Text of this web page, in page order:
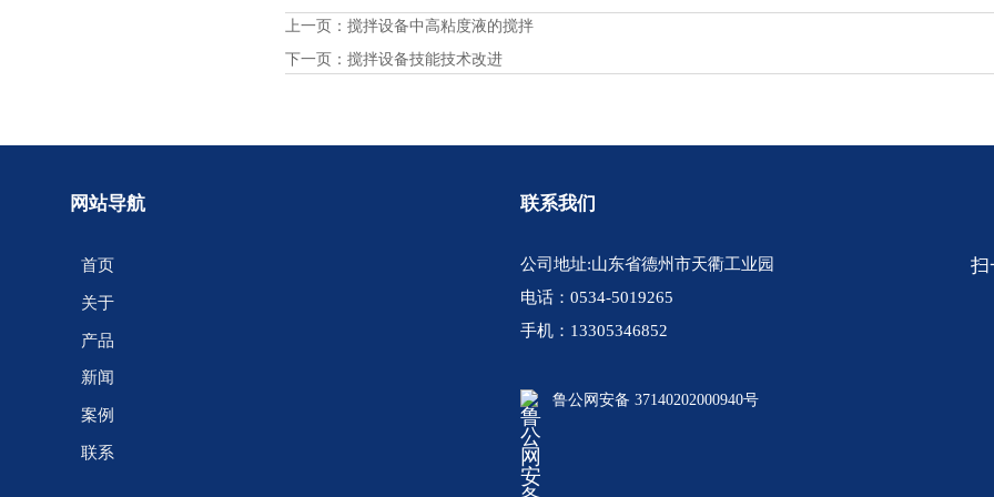
上一页： 搅拌设备中高粘度液的搅拌
下一页： 搅拌设备技能技术改进
网站导航
首页
关于
产品
新闻
案例
联系
联系我们
公司地址:山东省德州市天衢工业园
电话：0534-5019265
手机：13305346852
鲁公网安备 37140202000940号
扫